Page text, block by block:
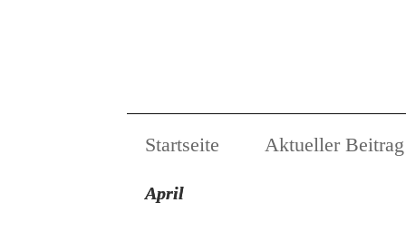
Startseite Aktueller Beitrag
April